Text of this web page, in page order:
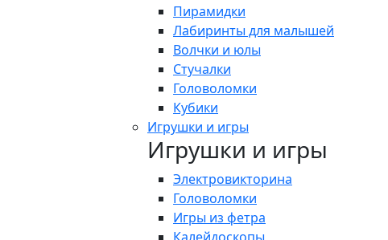
Пирамидки
Лабиринты для малышей
Волчки и юлы
Стучалки
Головоломки
Кубики
Игрушки и игры
Игрушки и игры
Электровикторина
Головоломки
Игры из фетра